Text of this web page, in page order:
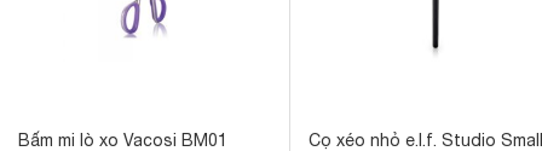
Bấm mi lò xo Vacosi BM01
Cọ xéo nhỏ e.l.f. Studio Small